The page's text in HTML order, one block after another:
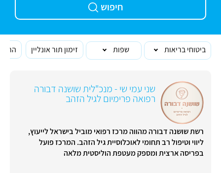
חיפוש
ביטוחי בריאות שפות זימון תור אונליין
שני עמי שי - מנכ"לית שושנה דבורה
רפואה פרימיום לגיל הזהב
רשת שושנה דבורה מהווה מרכז רפואי מוביל בישראל לייעוץ,
ליווי וטיפול רב תחומי לאוכלוסיית גיל הזהב. המרכז פועל
בפריסה ארצית ומספק מעטפת הוליסטית מלאה